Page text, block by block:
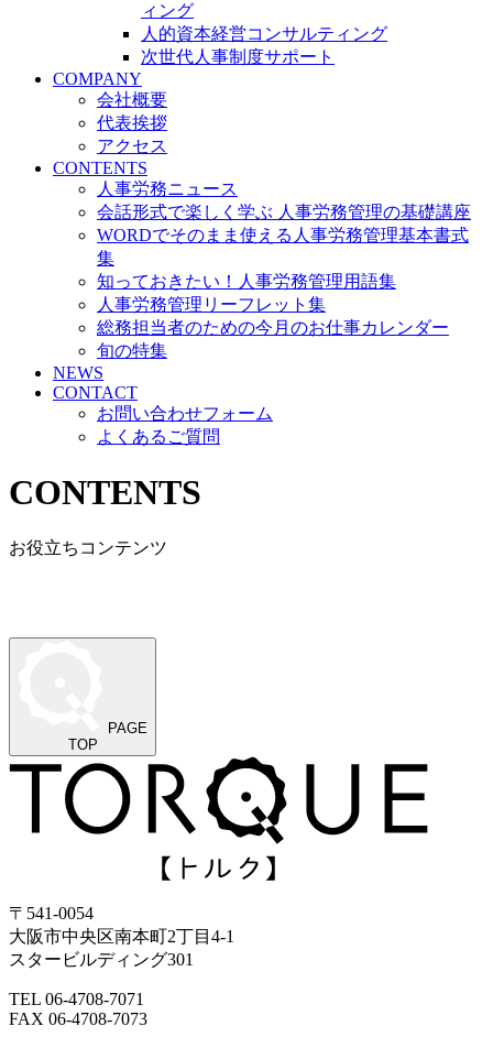
ィング
人的資本経営コンサルティング
次世代人事制度サポート
COMPANY
会社概要
代表挨拶
アクセス
CONTENTS
人事労務ニュース
会話形式で楽しく学ぶ 人事労務管理の基礎講座
WORDでそのまま使える人事労務管理基本書式
集
知っておきたい！人事労務管理用語集
人事労務管理リーフレット集
総務担当者のための今月のお仕事カレンダー
旬の特集
NEWS
CONTACT
お問い合わせフォーム
よくあるご質問
CONTENTS
お役立ちコンテンツ
PAGE
TOP
〒541-0054
大阪市中央区南本町2丁目4-1
スタービルディング301
TEL 06-4708-7071
FAX 06-4708-7073